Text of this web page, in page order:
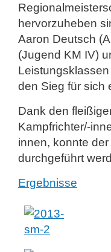
hervorzuheben
Aaron Deutsch
(Jugend KM IV)
den Sieg für sich
Dank den
Kampfrichter/-
innen, konnte
durchgeführt
Ergebnisse